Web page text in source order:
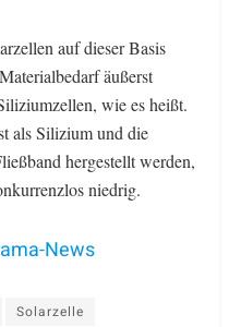
auf dieser Basis
äußerst
wie es heißt.
als Silizium und die
hergestellt werden,
niedrig.
News
Solarzelle